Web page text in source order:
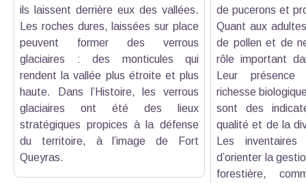
ils laissent derrière eux des vallées.
Les roches dures, laissées sur place
peuvent former des verrous
glaciaires : des monticules qui
rendent la vallée plus étroite et plus
haute. Dans l’Histoire, les verrous
glaciaires ont été des lieux
stratégiques propices à la défense
du territoire, à l’image de Fort
Queyras.
de pucerons et
Quant aux
de pollen et de
rôle important
Leur
richesse
sont des
qualité et de la
Les
d’orienter la
forestière,